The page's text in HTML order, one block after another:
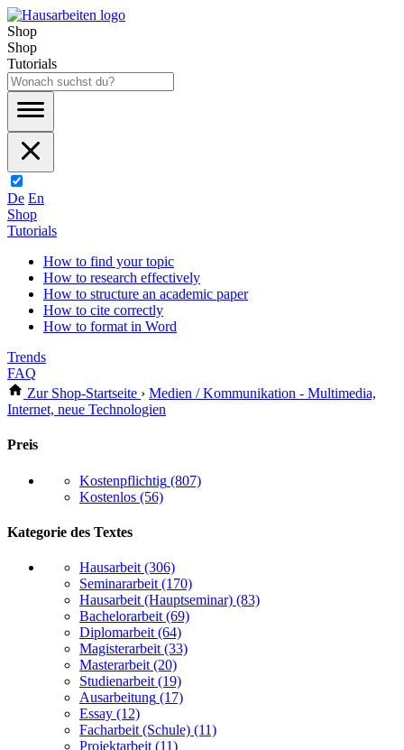
Shop
Shop
Tutorials
De En
Shop
Tutorials
How to find your topic
How to research effectively
How to structure an academic paper
How to cite correctly
How to format in Word
Trends
FAQ
Zur Shop-Startseite › Medien / Kommunikation - Multimedia,
Internet, neue Technologien
Preis
Kostenpflichtig (807)
Kostenlos (56)
Kategorie des Textes
Hausarbeit (306)
Seminararbeit (170)
Hausarbeit (Hauptseminar) (83)
Bachelorarbeit (69)
Diplomarbeit (64)
Magisterarbeit (33)
Masterarbeit (20)
Studienarbeit (19)
Ausarbeitung (17)
Essay (12)
Facharbeit (Schule) (11)
Projektarbeit (11)